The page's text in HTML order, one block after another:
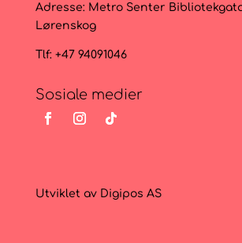
Adresse: Metro Senter Bibliotekgata
Lørenskog
Tlf: +47 94091046
Sosiale medier
Utviklet av Digipos AS